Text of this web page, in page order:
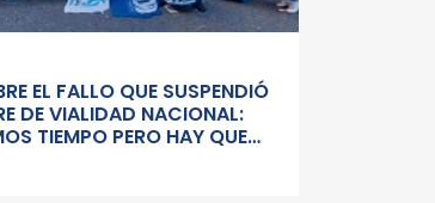
EL FALLO QUE SUSPENDIÓ
DE VIALIDAD NACIONAL:
TIEMPO PERO HAY QUE